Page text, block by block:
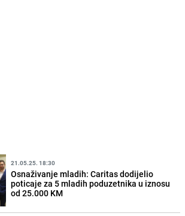
21.05.25. 18:30
Osnaživanje mladih: Caritas dodijelio
poticaje za 5 mladih poduzetnika u iznosu
od 25.000 KM